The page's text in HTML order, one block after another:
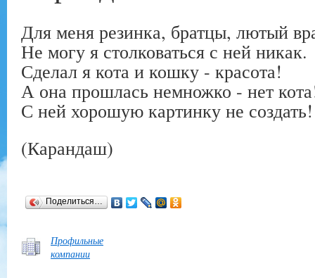
Для меня резинка, братцы, лютый
Не могу я столковаться с ней никак.
Сделал я кота и кошку - красота!
А она прошлась немножко - нет
С ней хорошую картинку не создать!
(Карандаш)
Поделиться…
Профильные
компании